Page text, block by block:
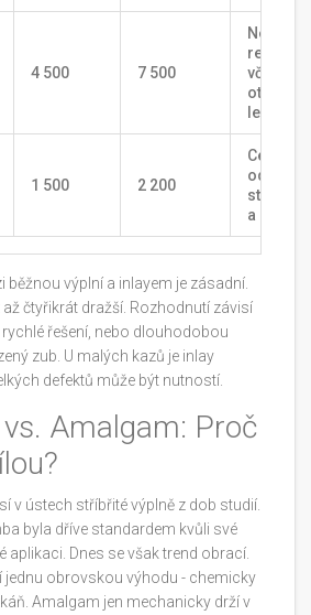
4 500 7 500
Nepřímá
včetně
otisku a
lepení
1 500 2 200
Cena za
staré
a nové
běžnou výplní a inlayem je zásadní.
až čtyřikrát dražší. Rozhodnutí závisí
řešení, nebo dlouhodobou
zub. U malých kazů je inlay
defektů může být nutností.
Amalgam: Proč
v ústech stříbřité výplně z dob studií.
byla dříve standardem kvůli své
aplikaci. Dnes se však trend obrací.
jednu obrovskou výhodu - chemicky
Amalgam jen mechanicky drží v